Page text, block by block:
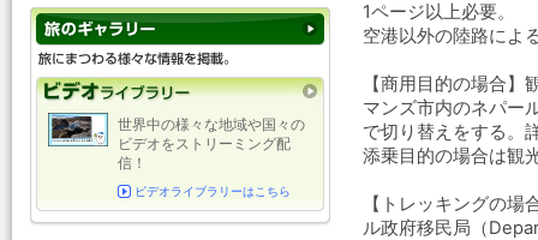
1ページ以上必要。
空港以外の陸路によ
【商用目的の場合
マンズ市内のネパー
で切り替えをする。
添乗目的の場合は観
【トレッキングの
ル政府移民局（
世界中の様々な地域や国々の
ビデオをストリーミング配
信！
ビデオライブラリーはこちら